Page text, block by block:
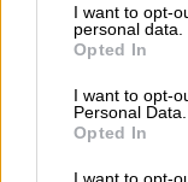
not limited to your
grant or deny
use your data for
consent section.
I want to opt-
personal data.
Opted In
I want to opt-
Personal Data.
Opted In
I want to opt-